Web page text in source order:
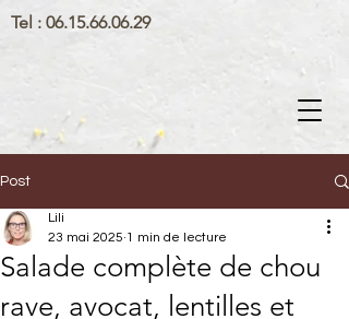
Tel : 06.15.66.06.29
Post
Salade complète de chou
rave, avocat, lentilles et
Lili
23 mai 2025 1 min de lecture